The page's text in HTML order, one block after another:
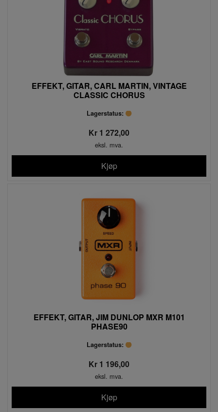
EFFEKT, GITAR, CARL MARTIN, VINTAGE
CLASSIC CHORUS
Lagerstatus:
Kr 1 272,00
eksl. mva.
Kjøp
EFFEKT, GITAR, JIM DUNLOP MXR M101
PHASE90
Lagerstatus:
Kr 1 196,00
eksl. mva.
Kjøp